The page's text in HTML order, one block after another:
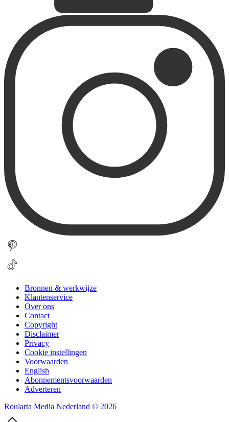
Bronnen & werkwijze
Klantenservice
Over ons
Contact
Copyright
Disclaimer
Privacy
Cookie instellingen
Voorwaarden
English
Abonnementsvoorwaarden
Adverteren
Roularta Media Nederland © 2026